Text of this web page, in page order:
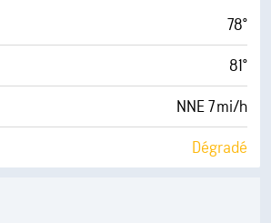
60° F
Index™ 5 (Moyenne)
72 %
10 mi
78°
81°
NNE 7 mi/h
Dégradé